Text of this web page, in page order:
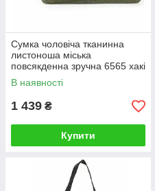
Сумка чоловіча тканинна
листоноша міська
повсякденна зручна 6565 хакі
В наявності
1 439 ₴
Купити